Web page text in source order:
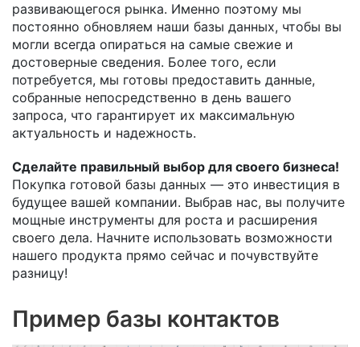
развивающегося рынка. Именно поэтому мы
постоянно обновляем наши базы данных, чтобы вы
могли всегда опираться на самые свежие и
достоверные сведения. Более того, если
потребуется, мы готовы предоставить данные,
собранные непосредственно в день вашего
запроса, что гарантирует их максимальную
актуальность и надежность.
Сделайте правильный выбор для своего бизнеса!
Покупка готовой базы данных — это инвестиция в
будущее вашей компании. Выбрав нас, вы получите
мощные инструменты для роста и расширения
своего дела. Начните использовать возможности
нашего продукта прямо сейчас и почувствуйте
разницу!
Пример базы контактов